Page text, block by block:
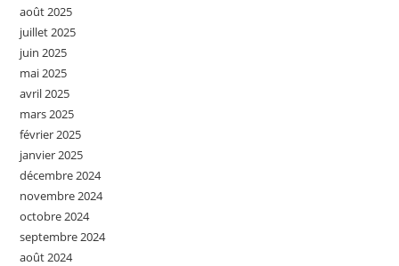
août 2025
juillet 2025
juin 2025
mai 2025
avril 2025
mars 2025
février 2025
janvier 2025
décembre 2024
novembre 2024
octobre 2024
septembre 2024
août 2024